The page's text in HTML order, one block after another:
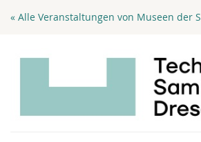
Zum
« Alle Veranstaltungen von Museen der